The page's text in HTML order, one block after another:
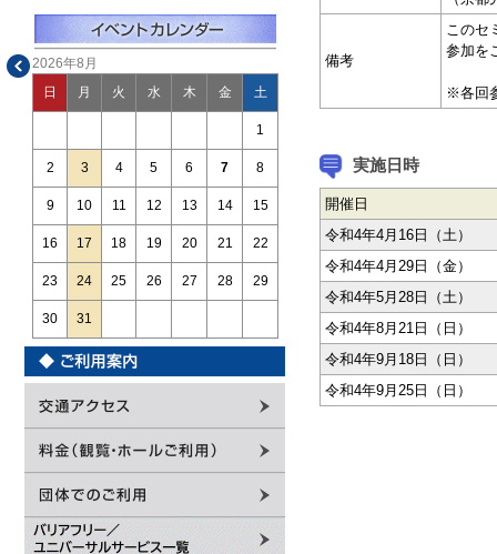
2026年8月
日 月 火 水 木 金 土
1
2 3 4 5 6 7 8
9 10 11 12 13 14 15
16 17 18 19 20 21 22
23 24 25 26 27 28 29
30 31
備考
このセ
参加を
※各回
実施日時
開催日
令和4年4月16日（土）
令和4年4月29日（金）
令和4年5月28日（土）
令和4年8月21日（日）
令和4年9月18日（日）
令和4年9月25日（日）